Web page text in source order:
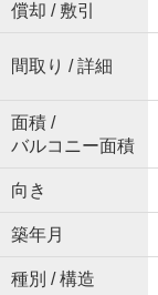
償却 / 敷引
間取り / 詳細
面積 /
バルコニー面積
向き
築年月
種別 / 構造